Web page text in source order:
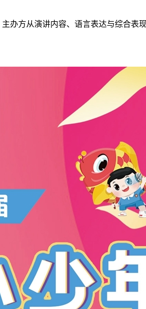
办方从演讲内容、语言表达与综合表